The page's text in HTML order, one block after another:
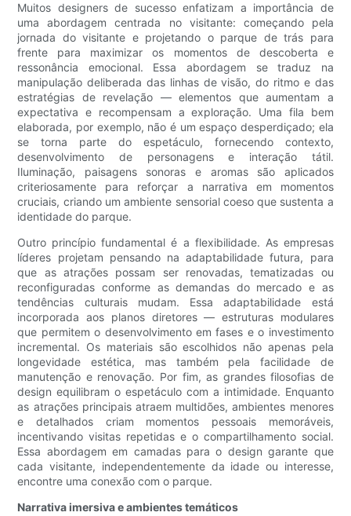
Muitos designers de sucesso enfatizam a importância de
uma abordagem centrada no visitante: começando pela
jornada do visitante e projetando o parque de trás para
frente para maximizar os momentos de descoberta e
ressonância emocional. Essa abordagem se traduz na
manipulação deliberada das linhas de visão, do ritmo e das
estratégias de revelação — elementos que aumentam a
expectativa e recompensam a exploração. Uma fila bem
elaborada, por exemplo, não é um espaço desperdiçado; ela
se torna parte do espetáculo, fornecendo contexto,
desenvolvimento de personagens e interação tátil.
Iluminação, paisagens sonoras e aromas são aplicados
criteriosamente para reforçar a narrativa em momentos
cruciais, criando um ambiente sensorial coeso que sustenta a
identidade do parque.
Outro princípio fundamental é a flexibilidade. As empresas
líderes projetam pensando na adaptabilidade futura, para
que as atrações possam ser renovadas, tematizadas ou
reconfiguradas conforme as demandas do mercado e as
tendências culturais mudam. Essa adaptabilidade está
incorporada aos planos diretores — estruturas modulares
que permitem o desenvolvimento em fases e o investimento
incremental. Os materiais são escolhidos não apenas pela
longevidade estética, mas também pela facilidade de
manutenção e renovação. Por fim, as grandes filosofias de
design equilibram o espetáculo com a intimidade. Enquanto
as atrações principais atraem multidões, ambientes menores
e detalhados criam momentos pessoais memoráveis,
incentivando visitas repetidas e o compartilhamento social.
Essa abordagem em camadas para o design garante que
cada visitante, independentemente da idade ou interesse,
encontre uma conexão com o parque.
Narrativa imersiva e ambientes temáticos